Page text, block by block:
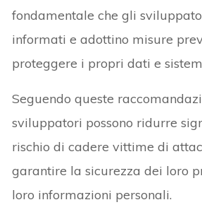
fondamentale che gli
informati e adottino misure
proteggere i propri dati e
Seguendo queste
sviluppatori possono ridurre
rischio di cadere vittime di
garantire la sicurezza dei loro
loro informazioni personali.